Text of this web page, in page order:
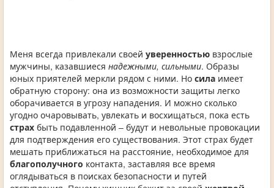
Меня всегда привлекали своей уверенностью взрослые
мужчины, казавшиеся надежными, сильными. Образы
юных приятелей меркли рядом с ними. Но сила имеет
обратную сторону: она из возможности защиты легко
оборачивается в угрозу нападения. И можно сколько
угодно очаровывать, увлекать и восхищаться, пока есть
страх быть подавленной – будут и невольные провокации
для подтверждения его существования. Этот страх будет
мешать приближаться на расстояние, необходимое для
благополучного контакта, заставляя все время
оглядываться в поисках безопасности и путей